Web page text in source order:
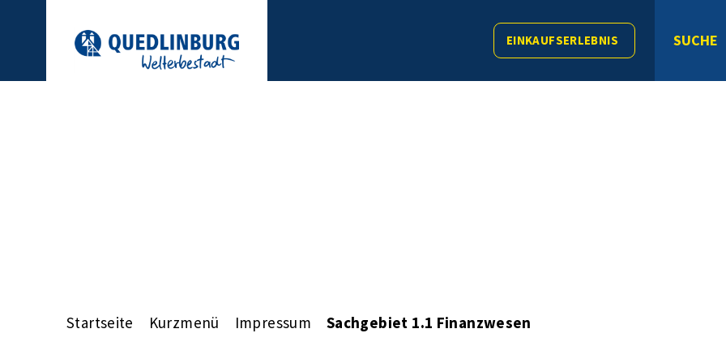
EINKAUFSERLEBNIS SUCHE
Startseite Kurzmenü Impressum Sachgebiet 1.1 Finanzwesen